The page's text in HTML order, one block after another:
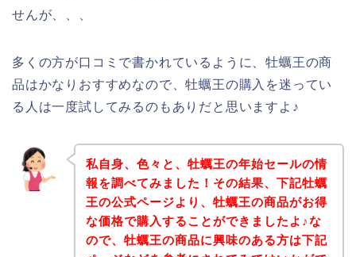
せんが、、、
多くの方が口コミで書かれているように、牡蠣王の商
品はかなりおすすめなので、牡蠣王の購入を迷ってい
る人は一度試してみるのもありだと思いますよ♪
私自身、色々と、牡蠣王の年始セールの情
報を調べてみました！その結果、下記牡蠣
王の公式ページより、牡蠣王の商品がお得
な価格で購入することができましたよ♪な
ので、牡蠣王の商品に興味のある方は下記